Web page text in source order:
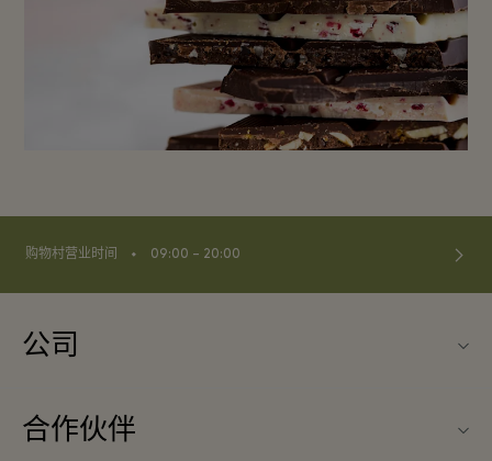
购物村营业时间 ⬩ 09:00 – 20:00
公司
购物村互动地图
合作伙伴